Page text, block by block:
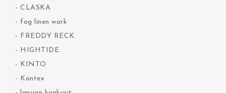
CLASKA
fog linen work
FREDDY RECK
HIGHTIDE
KINTO
Kontex